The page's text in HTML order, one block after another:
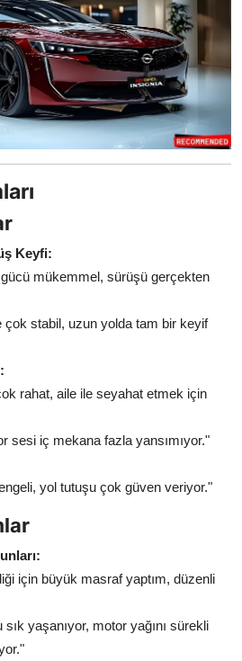
Keyfi:
mükemmel, sürüşü gerçekten
çok stabil, uzun yolda tam bir keyif
rahat, aile ile seyahat etmek için
sesi iç mekana fazla yansımıyor."
yol tutuşu çok güven veriyor."
için büyük masraf yaptım, düzenli
yaşanıyor, motor yağını sürekli